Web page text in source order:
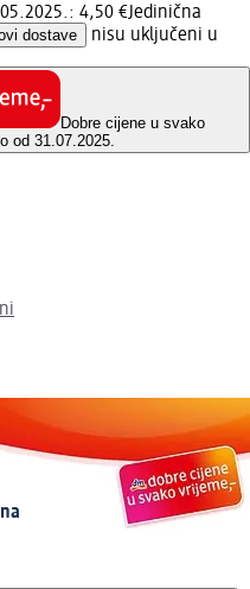
4,50 €Jedinična
dostave
nisu uključeni u
Dobre cijene u svako
od 31.07.2025.